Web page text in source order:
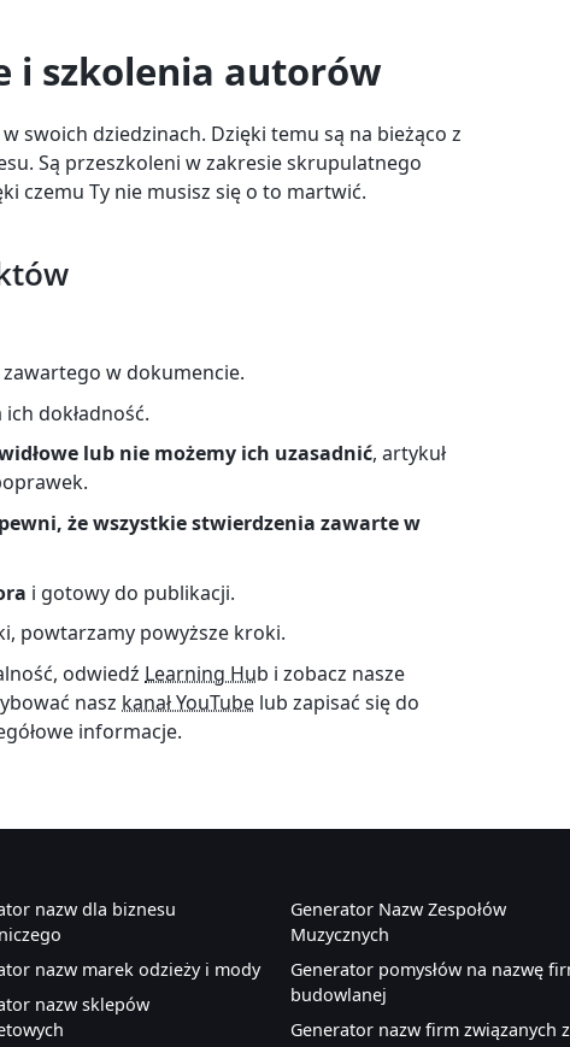
i szkolenia autorów
swoich dziedzinach. Dzięki temu są na bieżąco z
Są przeszkoleni w zakresie skrupulatnego
czemu Ty nie musisz się o to martwić.
zawartego w dokumencie.
dokładność.
lub nie możemy ich uzasadnić, artykuł
że wszystkie stwierdzenia zawarte w
i gotowy do publikacji.
powtarzamy powyższe kroki.
odwiedź Learning Hub i zobacz nasze
nasz kanał YouTube lub zapisać się do
informacje.
nazw dla biznesu
nazw marek odzieży i mody
nazw sklepów
Generator Nazw Zespołów
Muzycznych
Generator pomysłów na nazwę
budowlanej
Generator nazw firm związanych